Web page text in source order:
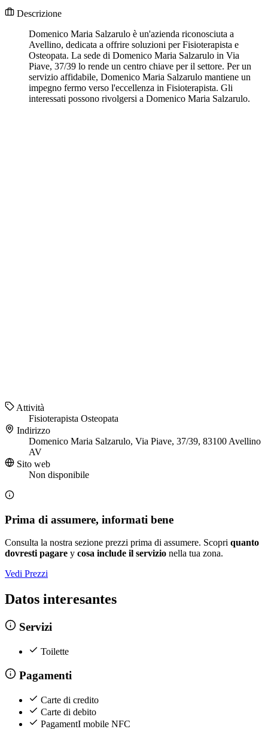
Descrizione
Domenico Maria Salzarulo è un'azienda riconosciuta a
Avellino, dedicata a offrire soluzioni per Fisioterapista e
Osteopata. La sede di Domenico Maria Salzarulo in Via
Piave, 37/39 lo rende un centro chiave per il settore. Per un
servizio affidabile, Domenico Maria Salzarulo mantiene un
impegno fermo verso l'eccellenza in Fisioterapista. Gli
interessati possono rivolgersi a Domenico Maria Salzarulo.
Attività
Fisioterapista Osteopata
Indirizzo
Domenico Maria Salzarulo, Via Piave, 37/39, 83100 Avellino
AV
Sito web
Non disponibile
Prima di assumere, informati bene
Consulta la nostra sezione prezzi prima di assumere. Scopri quanto
dovresti pagare y cosa include il servizio nella tua zona.
Vedi Prezzi
Datos interesantes
Servizi
Toilette
Pagamenti
Carte di credito
Carte di debito
PagamentI mobile NFC